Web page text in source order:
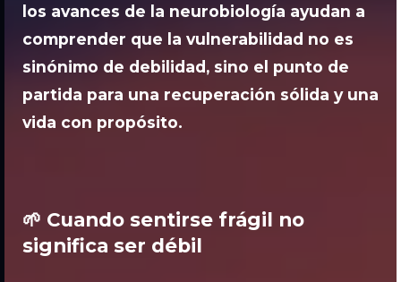
los avances de la neurobiología ayudan a
comprender que la vulnerabilidad no es
sinónimo de debilidad, sino el punto de
partida para una recuperación sólida y una
vida con propósito.
🌱 Cuando sentirse frágil no
significa ser débil